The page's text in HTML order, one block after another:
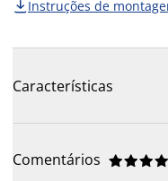
 Instruções de
Características
Comentários 



